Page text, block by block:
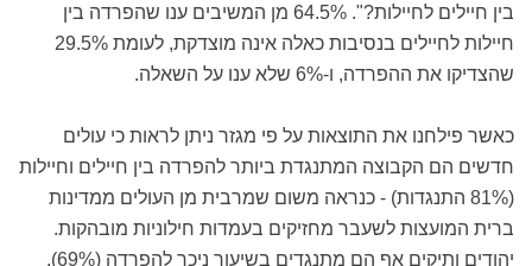
בין חיילים לחיילות?". 64.5% מן המשיבים ענו שהפרדה בין
חיילות לחיילים בנסיבות כאלה אינה מוצדקת, לעומת 29.5%
שהצדיקו את ההפרדה, ו-6% שלא ענו על השאלה.
כאשר פילחנו את התוצאות על פי מגזר ניתן לראות כי עולים
חדשים הם הקבוצה המתנגדת ביותר להפרדה בין חיילים וחיילות
(81% התנגדות) - כנראה משום שמרבית מן העולים ממדינות
ברית המועצות לשעבר מחזיקים בעמדות חילוניות מובהקות.
יהודים ותיקים אף הם מתנגדים בשיעור ניכר להפרדה (69%),